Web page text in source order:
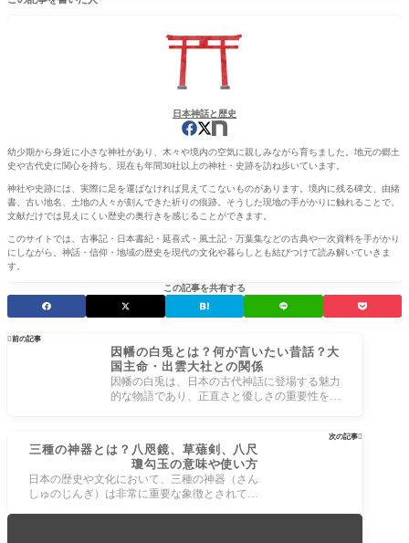
日本神話と歴史
幼少期から身近に小さな神社があり、木々や境内の空気に親しみながら育ちました。地元の郷土
史や古代史に関心を持ち、現在も年間30社以上の神社・史跡を訪ね歩いています。
神社や史跡には、実際に足を運ばなければ見えてこないものがあります。境内に残る碑文、由緒
書、古い地名、土地の人々が刻んできた祈りの痕跡。そうした現地の手がかりに触れることで、
文献だけでは見えにくい歴史の奥行きを感じることができます。
このサイトでは、古事記・日本書紀・延喜式・風土記・万葉集などの古典や一次資料を手がかり
にしながら、神話・信仰・地域の歴史を現代の文化や暮らしとも結びつけて読み解いていきま
す。
この記事を共有する
前の記事
因幡の白兎とは？何が言いたい昔話？大
国主命・出雲大社との関係
因幡の白兎は、日本の古代神話に登場する魅力
的な物語であり、正直さと優しさの重要性を教
次の記事
三種の神器とは？八咫鏡、草薙剣、八尺
瓊勾玉の意味や使い方
日本の歴史や文化において、三種の神器（さん
しゅのじんぎ）は非常に重要な象徴とされてい